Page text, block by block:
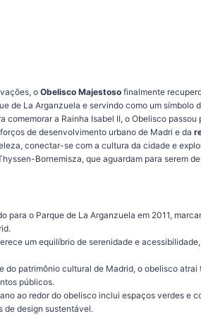
o Obelisco Majestoso finalmente
de La Arganzuela e servindo como um símbolo
comemorar a Rainha Isabel II, o Obelisco
de desenvolvimento urbano de Madri e da
conectar-se com a cultura da cidade e
Bornemisza, que aguardam para serem
para o Parque de La Arganzuela em 2011,
um equilíbrio de serenidade e
do patrimônio cultural de Madrid, o obelisco
públicos.
ao redor do obelisco inclui espaços verdes e
de design sustentável.